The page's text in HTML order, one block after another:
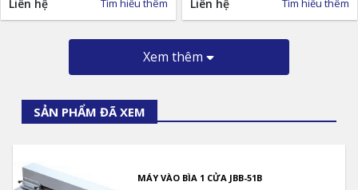
Liên hệ Liên hệ
Xem thêm
SẢN PHẨM ĐÃ XEM
MÁY VÀO BÌA 1 CỬA JBB-51B